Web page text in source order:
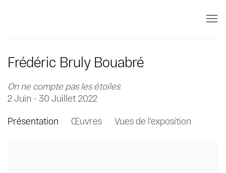
Frédéric Bruly Bouabré
On ne compte pas les étoiles
2 Juin - 30 Juillet 2022
Présentation Œuvres Vues de l'exposition